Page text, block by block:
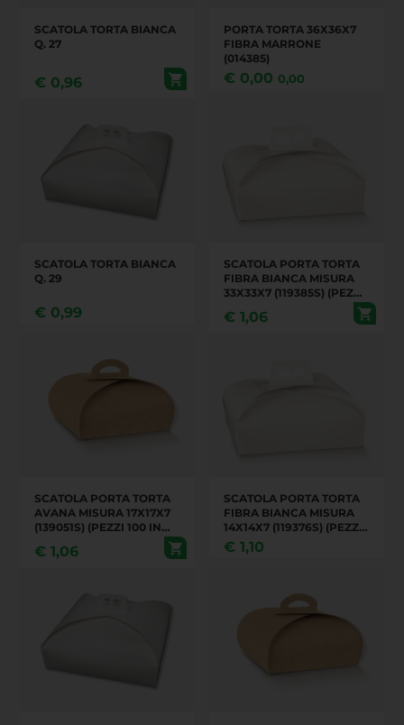
SCATOLA TORTA BIANCA
Q. 27
€ 0,96
PORTA TORTA 36X36X7
FIBRA MARRONE
(014385)
€ 0,00 0,00
SCATOLA TORTA BIANCA
Q. 29
€ 0,99
SCATOLA PORTA TORTA
FIBRA BIANCA MISURA
33X33X7 (119385S) (PEZZI
€ 1,06
SCATOLA PORTA TORTA
AVANA MISURA 17X17X7
(139051S) (PEZZI 100 IN
€ 1,06
SCATOLA PORTA TORTA
FIBRA BIANCA MISURA
14X14X7 (119376S) (PEZZI
100 IN UN CARTONE)
€ 1,10